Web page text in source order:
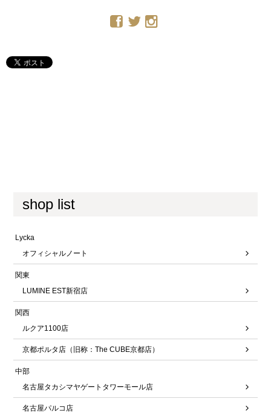
shop list
Lycka
オフィシャルノート
関東
LUMINE EST新宿店
関西
ルクア1100店
京都ポルタ店（旧称：The CUBE京都店）
中部
名古屋タカシマヤゲートタワーモール店
名古屋パルコ店